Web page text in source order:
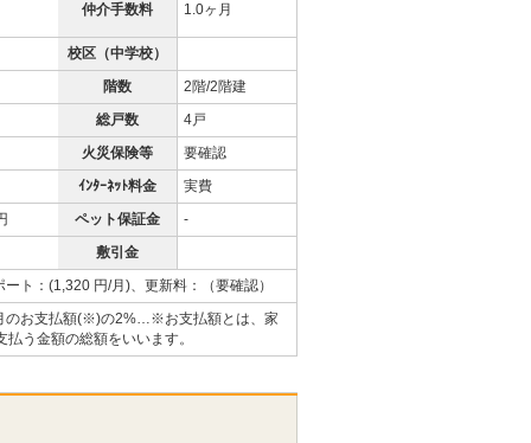
仲介手数料 1.0ヶ月
校区（中学校）
階数
2階/2階建
総戸数
4戸
火災保険等
要確認
ｲﾝﾀｰﾈｯﾄ料金
実費
ペット保証金
-
敷引金
ト：(1,320 円/月)、更新料：（要確認）
のお支払額(※)の2%…※お支払額とは、家
う金額の総額をいいます。